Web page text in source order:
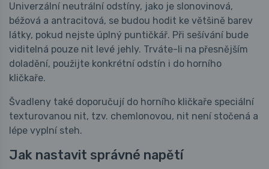
Univerzální neutrální odstíny, jako je slonovinová,
béžová a antracitová, se budou hodit ke většině barev
látky, pokud nejste úplný puntičkář. Při sešívání bude
viditelná pouze nit levé jehly. Trváte-li na přesnějším
doladění, použijte konkrétní odstín i do horního
kličkaře.
Švadleny také doporučují do horního kličkaře speciální
texturovanou nit, tzv. chemlonovou, nit není stočená a
lépe vyplní steh.
Jak nastavit správné napětí